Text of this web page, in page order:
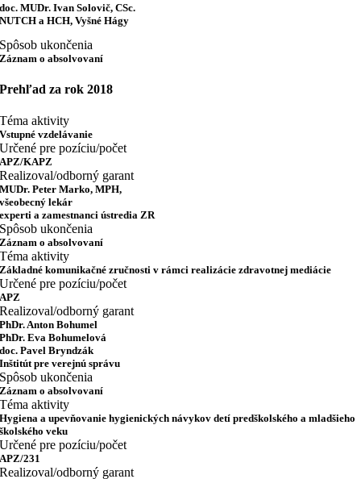
doc. MUDr. Ivan Solovič, CSc.
NUTCH a HCH, Vyšné Hágy
Spôsob ukončenia
Záznam o absolvovaní
Prehľad za rok 2018
Téma aktivity
Vstupné vzdelávanie
Určené pre pozíciu/počet
APZ/KAPZ
Realizoval/odborný garant
MUDr. Peter Marko, MPH,
všeobecný lekár
experti a zamestnanci ústredia ZR
Spôsob ukončenia
Záznam o absolvovaní
Téma aktivity
Základné komunikačné zručnosti v rámci realizácie zdravotnej mediácie
Určené pre pozíciu/počet
APZ
Realizoval/odborný garant
PhDr. Anton Bohumel
PhDr. Eva Bohumelová
doc. Pavel Bryndzák
Inštitút pre verejnú správu
Spôsob ukončenia
Záznam o absolvovaní
Téma aktivity
Hygiena a upevňovanie hygienických návykov detí predškolského a mladšieho
školského veku
Určené pre pozíciu/počet
APZ/231
Realizoval/odborný garant